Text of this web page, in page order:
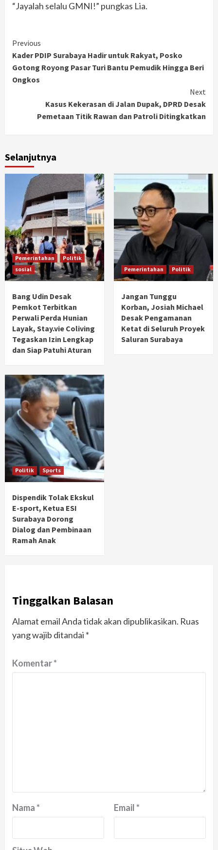
“Jayalah selalu GMNI!” pungkas Lia.
Continue
Reading
Previous
Kader PDIP Surabaya Hadir untuk Rakyat, Posko
Gotong Royong Pasar Turi Bantu Pemudik Hingga Beri
Ongkos
Next
Kasus Kekerasan di Jalan Dupak, DPRD Desak
Pemetaan Titik Rawan dan Patroli Ditingkatkan
Selanjutnya
Pemerintahan
Politik
sosial
Bang Udin Desak
Pemkot Terbitkan
Perwali Perda Hunian
Layak, Stay.vie Coliving
Tegaskan Izin Lengkap
dan Siap Patuhi Aturan
Pemerintahan Politik
Jangan Tunggu
Korban, Josiah Michael
Desak Pengamanan
Ketat di Seluruh Proyek
Saluran Surabaya
Politik Sports
Dispendik Tolak Ekskul
E-sport, Ketua ESI
Surabaya Dorong
Dialog dan Pembinaan
Ramah Anak
Tinggalkan Balasan
Alamat email Anda tidak akan dipublikasikan. Ruas
yang wajib ditandai *
Komentar*
Nama* Email*